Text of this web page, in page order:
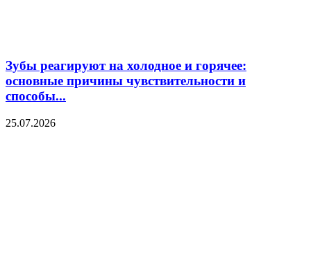
Зубы реагируют на холодное и горячее:
основные причины чувствительности и
способы...
25.07.2026